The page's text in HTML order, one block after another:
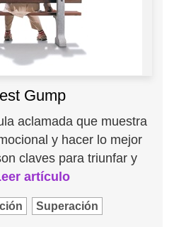
Gump
aclamada que muestra
y hacer lo mejor
claves para triunfar y
artículo
Superación